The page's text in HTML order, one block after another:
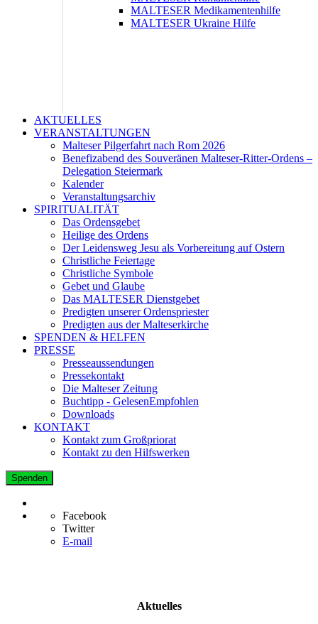
MALTESER Medikamentenhilfe
MALTESER Ukraine Hilfe
AKTUELLES
VERANSTALTUNGEN
Malteser Pilgerfahrt nach Rom 2026
Benefizabend des Souveränen Malteser-Ritter-Ordens –
Delegation Steiermark
Kalender
Veranstaltungsarchiv
SPIRITUALITÄT
Das Ordensgebet
Heilige des Ordens
Der Leidensweg Jesu als Vorbereitung auf Ostern
Christliche Feiertage
Christliche Symbole
Gebet und Glaube
Das MALTESER Dienstgebet
Predigten unserer Ordenspriester
Predigten aus der Malteserkirche
SPENDEN & HELFEN
PRESSE
Presseaussendungen
Pressekontakt
Die Malteser Zeitung
Buchtipp - GelesenEmpfohlen
Downloads
KONTAKT
Kontakt zum Großpriorat
Kontakt zu den Hilfswerken
Spenden
Facebook
Twitter
E-mail
Aktuelles